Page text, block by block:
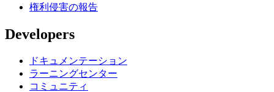
権利侵害の報告
Developers
ドキュメンテーション
ラーニングセンター
コミュニティ